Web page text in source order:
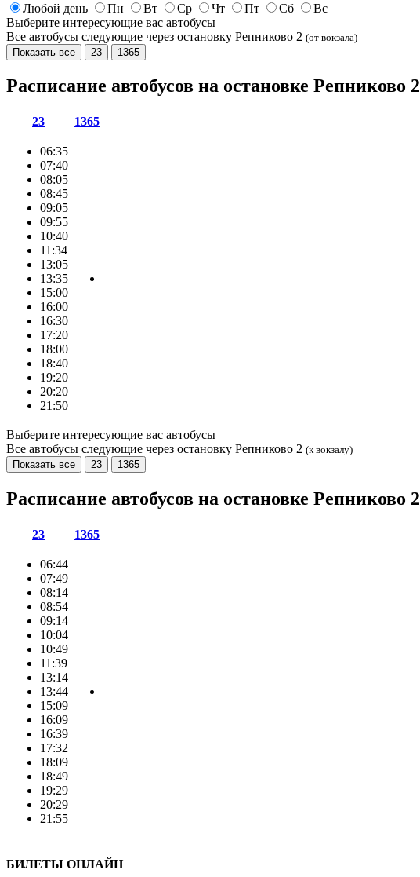
Любой день
Пн Вт Ср Чт Пт Сб
Вс
Выберите интересующие вас автобусы
Все автобусы следующие через остановку Репниково 2 (от вокзала)
Показать все
23 1365
Расписание автобусов на остановке Репниково 2
23 1365
06:35
07:40
08:05
08:45
09:05
09:55
10:40
11:34
13:05
13:35
15:00
16:00
16:30
17:20
18:00
18:40
19:20
20:20
21:50
Выберите интересующие вас автобусы
Все автобусы следующие через остановку Репниково 2 (к вокзалу)
Показать все
23 1365
Расписание автобусов на остановке Репниково 2
23 1365
06:44
07:49
08:14
08:54
09:14
10:04
10:49
11:39
13:14
13:44
15:09
16:09
16:39
17:32
18:09
18:49
19:29
20:29
21:55
БИЛЕТЫ ОНЛАЙН